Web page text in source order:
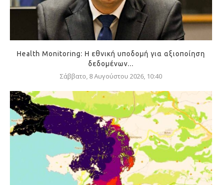
Health Monitoring: Η εθνική υποδομή για αξιοποίηση
δεδομένων...
Σάββατο, 8 Αυγούστου 2026, 10:40